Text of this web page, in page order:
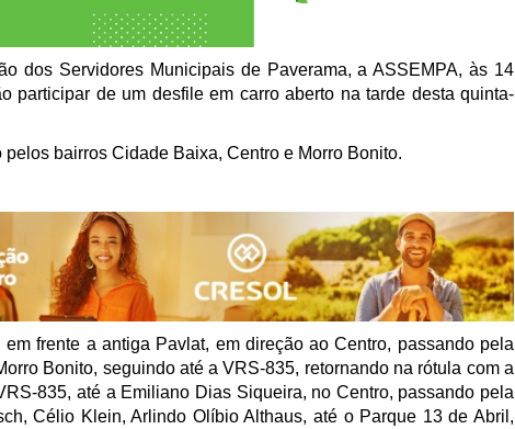
dos Servidores Municipais de Paverama, a ASSEMPA, às 14
participar de um desfile em carro aberto na tarde desta quinta-
bairros Cidade Baixa, Centro e Morro Bonito.
frente a antiga Pavlat, em direção ao Centro, passando pela
Bonito, seguindo até a VRS-835, retornando na rótula com a
835, até a Emiliano Dias Siqueira, no Centro, passando pela
Célio Klein, Arlindo Olíbio Althaus, até o Parque 13 de Abril,